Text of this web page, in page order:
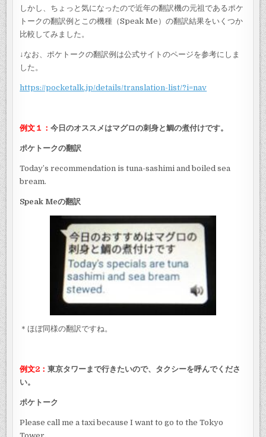
しかし、ちょっと気になったので近年の翻訳機の元祖であるポケ
トークの翻訳例とこの機種（Speak Me）の翻訳結果をいくつか
比較してみました。
↓なお、ポケトークの翻訳例は公式サイトのページを参考にしま
した。
https://pocketalk.jp/details/translation-list/?i=nav
例文１：今日のオススメはマグロの刺身と鯛の煮付けです。
ポケトークの翻訳
Today’s recommendation is tuna-sashimi and boiled sea
bream.
Speak Meの翻訳
＊ほぼ同様の翻訳ですね。
例文2：東京タワーまで行きたいので、タクシーを呼んでくださ
い。
ポケトーク
Please call me a taxi because I want to go to the Tokyo